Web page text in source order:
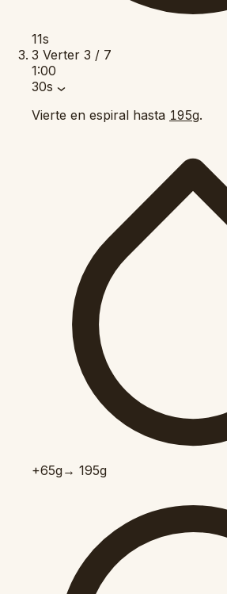
11s
3 Verter 3 / 7
1:00
30s
Vierte en espiral hasta 195g.
+65g→ 195g